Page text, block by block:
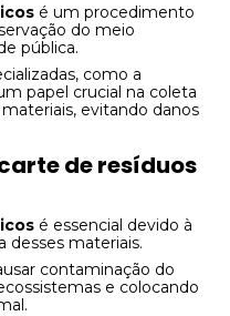
é um procedimento
do meio
pública.
como a
papel crucial na coleta
evitando danos
de resíduos
é essencial devido à
materiais.
contaminação do
e colocando